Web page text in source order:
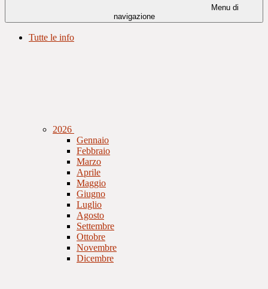
Menu di
navigazione
Tutte le info
2026
Gennaio
Febbraio
Marzo
Aprile
Maggio
Giugno
Luglio
Agosto
Settembre
Ottobre
Novembre
Dicembre